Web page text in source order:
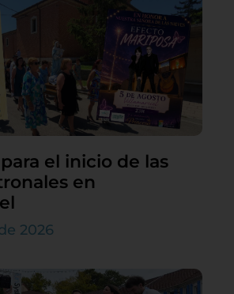
el inicio de las
en
2026